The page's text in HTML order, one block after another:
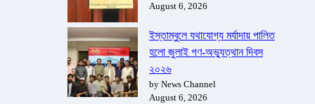
August 6, 2026
ইস্তাম্বুলে যথাযোগ্য মর্যাদায় পালিত
হলো জুলাই গণ-অভ্যুত্থান দিবস
২০২৬
by News Channel
August 6, 2026